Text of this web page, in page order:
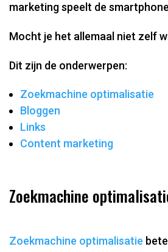
marketing speelt de
Mocht je het allemaal niet zelf
Dit zijn de onderwerpen:
Zoekmachine optimalisatie
Bloggen
Links
Content marketing
Zoekmachine
Zoekmachine optimalisatie